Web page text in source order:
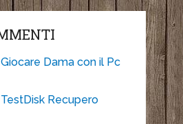
Giocare Dama con il Pc
TestDisk Recupero